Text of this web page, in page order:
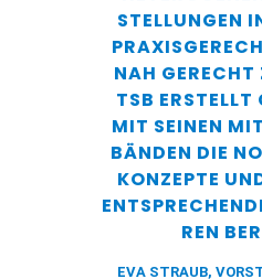
STEL­LUN­GEN
NAH GERECHT
TSB ERSTELLT
MIT SEI­NEN
BÄN­DEN DIE
KON­ZEP­TE
REN
EVA STRAUB,